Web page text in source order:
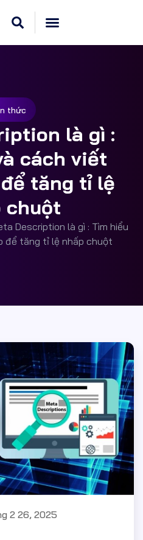
thức
là gì :
cách viết
tăng tỉ lệ
chuột
Description là gì : Tìm hiểu
để tăng tỉ lệ nhấp chuột
2 26, 2025